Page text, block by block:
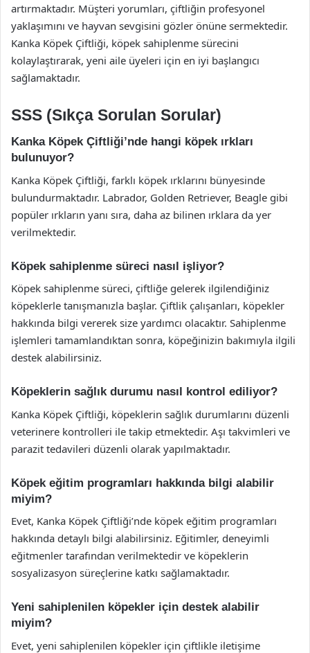
artırmaktadır. Müşteri yorumları, çiftliğin profesyonel
yaklaşımını ve hayvan sevgisini gözler önüne sermektedir.
Kanka Köpek Çiftliği, köpek sahiplenme sürecini
kolaylaştırarak, yeni aile üyeleri için en iyi başlangıcı
sağlamaktadır.
SSS (Sıkça Sorulan Sorular)
Kanka Köpek Çiftliği’nde hangi köpek ırkları
bulunuyor?
Kanka Köpek Çiftliği, farklı köpek ırklarını bünyesinde
bulundurmaktadır. Labrador, Golden Retriever, Beagle gibi
popüler ırkların yanı sıra, daha az bilinen ırklara da yer
verilmektedir.
Köpek sahiplenme süreci nasıl işliyor?
Köpek sahiplenme süreci, çiftliğe gelerek ilgilendiğiniz
köpeklerle tanışmanızla başlar. Çiftlik çalışanları, köpekler
hakkında bilgi vererek size yardımcı olacaktır. Sahiplenme
işlemleri tamamlandıktan sonra, köpeğinizin bakımıyla ilgili
destek alabilirsiniz.
Köpeklerin sağlık durumu nasıl kontrol ediliyor?
Kanka Köpek Çiftliği, köpeklerin sağlık durumlarını düzenli
veterinere kontrolleri ile takip etmektedir. Aşı takvimleri ve
parazit tedavileri düzenli olarak yapılmaktadır.
Köpek eğitim programları hakkında bilgi alabilir
miyim?
Evet, Kanka Köpek Çiftliği’nde köpek eğitim programları
hakkında detaylı bilgi alabilirsiniz. Eğitimler, deneyimli
eğitmenler tarafından verilmektedir ve köpeklerin
sosyalizasyon süreçlerine katkı sağlamaktadır.
Yeni sahiplenilen köpekler için destek alabilir
miyim?
Evet, yeni sahiplenilen köpekler için çiftlikle iletişime